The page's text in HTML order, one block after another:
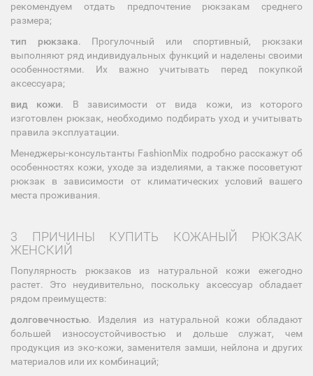
рекомендуем отдать предпочтение рюкзакам среднего
размера;
тип рюкзака. Прогулочный или спортивный, рюкзаки
выполняют ряд индивидуальных функций и наделены своими
особенностями. Их важно учитывать перед покупкой
аксессуара;
вид кожи. В зависимости от вида кожи, из которого
изготовлен рюкзак, необходимо подбирать уход и учитывать
правила эксплуатации.
Менеджеры-консультанты FashionMix подробно расскажут об
особенностях кожи, уходе за изделиями, а также посоветуют
рюкзак в зависимости от климатических условий вашего
места проживания.
3 ПРИЧИНЫ КУПИТЬ КОЖАНЫЙ РЮКЗАК
ЖЕНСКИЙ
Популярность рюкзаков из натуральной кожи ежегодно
растет. Это неудивительно, поскольку аксессуар обладает
рядом преимуществ:
долговечностью. Изделия из натуральной кожи обладают
большей износоустойчивостью и дольше служат, чем
продукция из эко-кожи, заменителя замши, нейлона и других
материалов или их комбинаций;